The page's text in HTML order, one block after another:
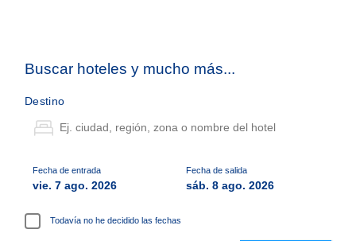
Buscar hoteles y mucho más...
Destino
Fecha de entrada
vie. 7 ago. 2026
Fecha de salida
sáb. 8 ago. 2026
Todavía no he decidido las fechas